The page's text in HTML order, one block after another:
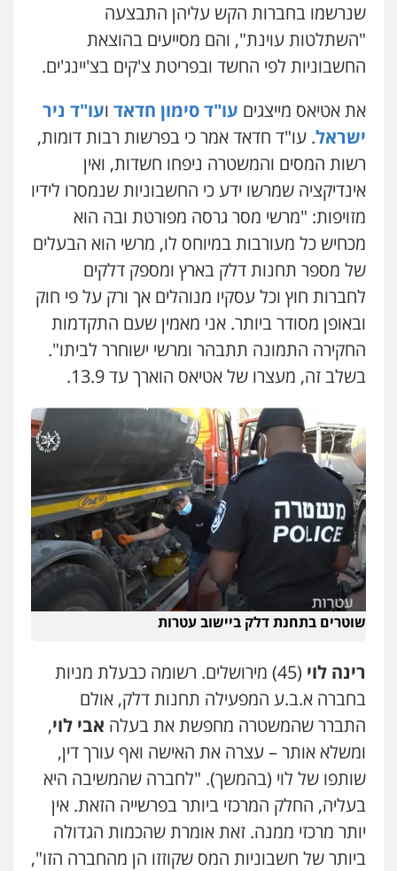
שנרשמו בחברות הקש עליהן התבצעה
"השתלטות עוינת", והם מסייעים בהוצאת
החשבוניות לפי החשד ובפריטת צ'קים בצ'יינג'ים.
את אטיאס מייצגים עו"ד סימון חדאד ועו"ד ניר
ישראל. עו"ד חדאד אמר כי בפרשות רבות דומות,
רשות המסים והמשטרה ניפחו חשדות, ואין
אינדיקציה שמרשו ידע כי החשבוניות שנמסרו לידיו
מזויפות: "מרשי מסר גרסה מפורטת ובה הוא
מכחיש כל מעורבות במיוחס לו, מרשי הוא הבעלים
של מספר תחנות דלק בארץ ומספק דלקים
לחברות חוץ וכל עסקיו מנוהלים אך ורק על פי חוק
ובאופן מסודר ביותר. אני מאמין שעם התקדמות
החקירה התמונה תתבהר ומרשי ישוחרר לביתו".
בשלב זה, מעצרו של אטיאס הוארך עד 13.9.
שוטרים בתחנת דלק ביישוב עטרות
רינה לוי
(45) מירושלים. רשומה כבעלת מניות
בחברה א.ב.ע המפעילה תחנות דלק, אולם
התברר שהמשטרה מחפשת את בעלה אבי לוי,
ומשלא אותר – עצרה את האישה ואף עורך דין,
שותפו של לוי (בהמשך). "לחברה שהמשיבה היא
בעליה, החלק המרכזי ביותר בפרשייה הזאת. אין
יותר מרכזי ממנה. זאת אומרת שהכמות הגדולה
ביותר של חשבוניות המס שקוזזו הן מהחברה הזו",